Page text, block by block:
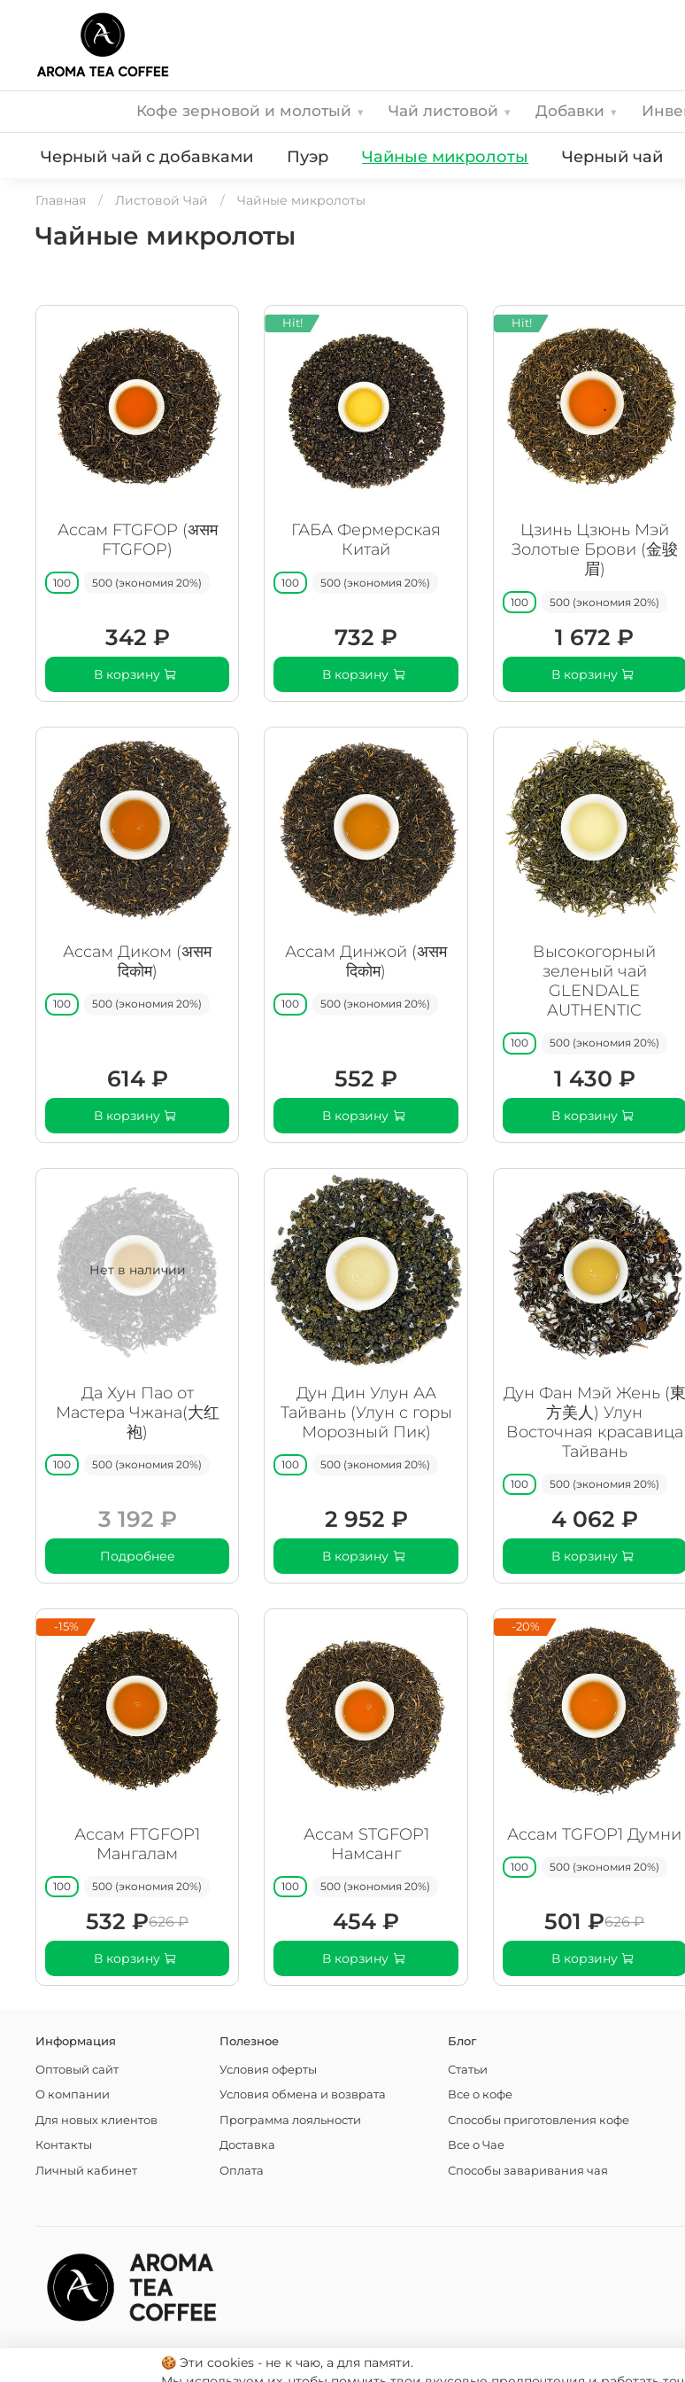
Кофе зерновой и молотый ▾ Чай листовой ▾ Добавки ▾
Черный чай с добавками Пуэр Чайные микролоты Черный чай
Главная Листовой Чай Чайные микролоты
Чайные микролоты
Ассам FTGFOP (असम
FTGFOP)
100 500 (экономия 20%)
342 ₽
В корзину
Hit!
ГАБА Фермерская
Китай
100 500 (экономия 20%)
732 ₽
В корзину
Hit!
Цзинь Цзюнь Мэй
Золотые Брови (金骏
眉)
100 500 (экономия 20%)
1 672 ₽
В корзину
Ассам Диком (असम
दिकोम)
100 500 (экономия 20%)
614 ₽
В корзину
Ассам Динжой (असम
दिकोम)
100 500 (экономия 20%)
552 ₽
В корзину
Высокогорный
зеленый чай
GLENDALE
AUTHENTIC
100 500 (экономия 20%)
1 430 ₽
В корзину
Нет в наличии
Да Хун Пао от
Мастера Чжана(大红
袍)
100 500 (экономия 20%)
3 192 ₽
Подробнее
Дун Дин Улун АА
Тайвань (Улун с горы
Морозный Пик)
100 500 (экономия 20%)
2 952 ₽
В корзину
Дун Фан Мэй Жень (東
方美人) Улун
Восточная красавица
Тайвань
100 500 (экономия 20%)
4 062 ₽
В корзину
-15%
Ассам FTGFOP1
Мангалам
100 500 (экономия 20%)
626 ₽
532 ₽
В корзину
Ассам STGFOP1
Намсанг
100 500 (экономия 20%)
454 ₽
В корзину
-20%
Ассам TGFOP1 Думни
100 500 (экономия 20%)
626 ₽
501 ₽
В корзину
Информация
Оптовый сайт
О компании
Для новых клиентов
Контакты
Личный кабинет
Полезное
Условия оферты
Условия обмена и возврата
Программа лояльности
Доставка
Оплата
Блог
Статьи
Все о кофе
Способы приготовления кофе
Все о Чае
Способы заваривания чая
🍪 Эти cookies - не к чаю, а для памяти.